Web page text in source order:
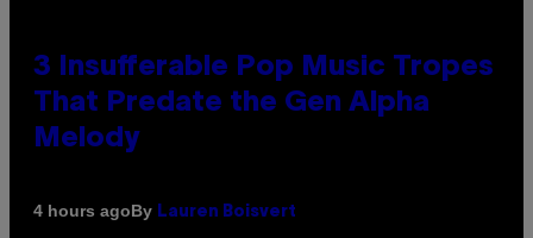
3 Insufferable Pop Music Tropes
That Predate the Gen Alpha
Melody
4 hours agoBy Lauren Boisvert